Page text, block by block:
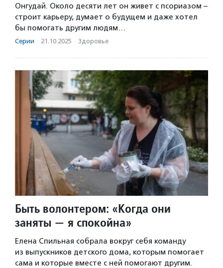
Онгудай. Около десяти лет он живет с псориазом –
строит карьеру, думает о будущем и даже хотел
бы помогать другим людям…
Серии · 21.10.2025 · Здоровье
Быть волонтером: «Когда они
заняты — я спокойна»
Елена Спильная собрала вокруг себя команду
из выпускников детского дома, которым помогает
сама и которые вместе с ней помогают другим.